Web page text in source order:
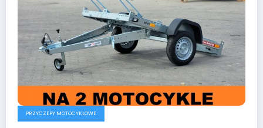
PRZYCZEPY MOTOCYKLOWE